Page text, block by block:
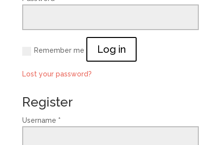
Remember me Log in
Lost your password?
Register
Username *